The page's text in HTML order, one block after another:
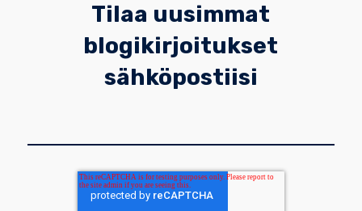
Tilaa uusimmat
blogikirjoitukset
sähköpostiisi